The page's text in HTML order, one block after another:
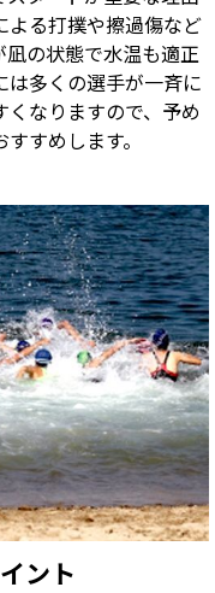
よる打撲や擦過傷など
凪の状態で水温も適正
は多くの選手が一斉に
なりますので、予め
すめします。
ント